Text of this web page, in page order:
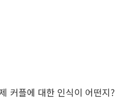
커플에 대한 인식이 어떤지?